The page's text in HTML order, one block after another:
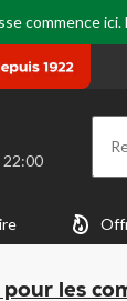
commence
⋅ Fermeture à 22:00
les